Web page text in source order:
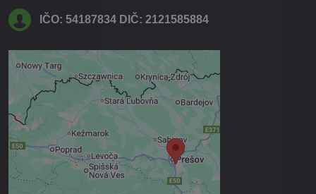
IČO: 54187834 DIČ: 2121585884
Externý obsah je blokovaný
Voľbami súkromia
Prajete si načítať externý obsah?
Povoliť tentokrát